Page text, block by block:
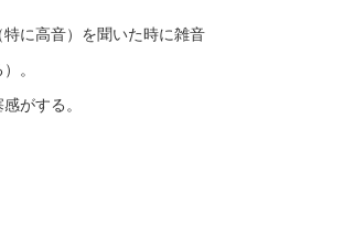
に高音）を聞いた時に雑音
。
がする。